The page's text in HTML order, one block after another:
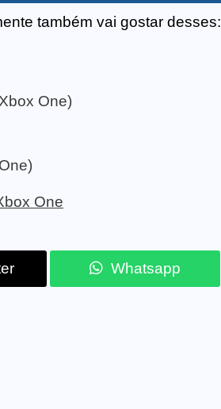
também vai gostar desses:
One)
One
Whatsapp